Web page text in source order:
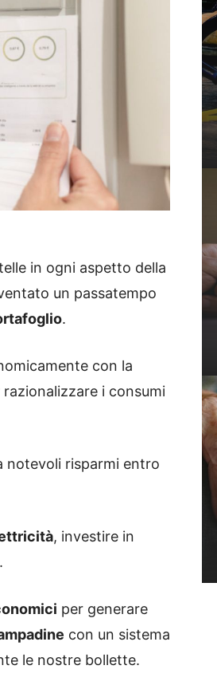
in ogni aspetto della
un passatempo
.
con la
i consumi
notevoli risparmi entro
, investire in
per generare
con un sistema
le nostre bollette.